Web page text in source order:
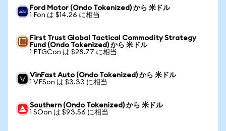
Ford Motor (Ondo Tokenized) から 米ドル
1 Fon は $14.26 に相当
First Trust Global Tactical Commodity Strategy
Fund (Ondo Tokenized) から 米ドル
1 FTGCon は $28.77 に相当
VinFast Auto (Ondo Tokenized) から 米ドル
1 VFSon は $3.33 に相当
Southern (Ondo Tokenized) から 米ドル
1 SOon は $93.56 に相当